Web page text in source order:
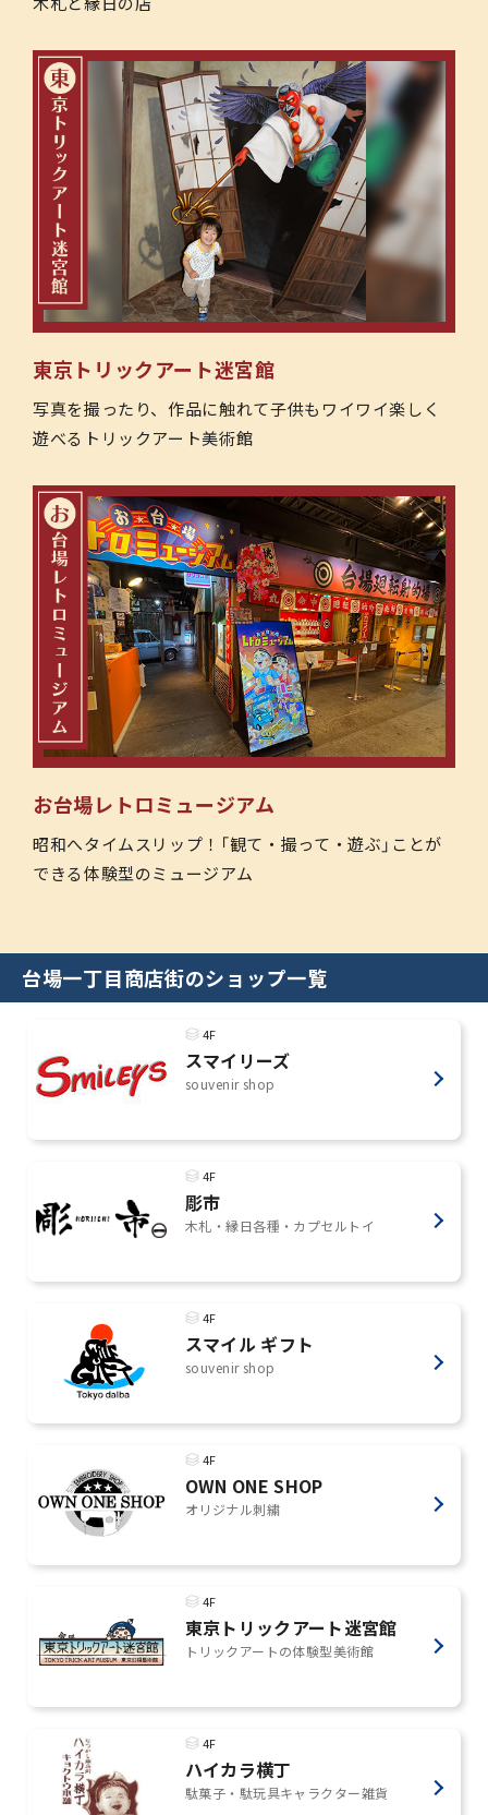
東京トリックアート迷宮館
写真を撮ったり、作品に触れて子供もワイワイ楽しく
遊べるトリックアート美術館
お台場レトロミュージアム
昭和へタイムスリップ！「観て・撮って・遊ぶ」ことが
できる体験型のミュージアム
台場一丁目商店街のショップ一覧
4F
スマイリーズ
souvenir shop
4F
彫市
木札・縁日各種・カプセルトイ
4F
スマイル ギフト
souvenir shop
4F
OWN ONE SHOP
オリジナル刺繍
4F
東京トリックアート迷宮館
トリックアートの体験型美術館
4F
ハイカラ横丁
駄菓子・駄玩具キャラクター雑貨